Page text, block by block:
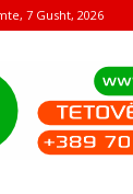
7 Gusht, 2026